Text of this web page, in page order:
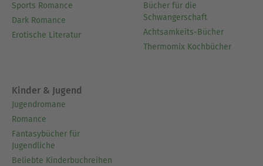
Sports Romance
Dark Romance
Erotische Literatur
Bücher für die
Schwangerschaft
Achtsamkeits-Bücher
Thermomix Kochbücher
Kinder & Jugend
Jugendromane
Romance
Fantasybücher für
Jugendliche
Beliebte Kinderbuchreihen